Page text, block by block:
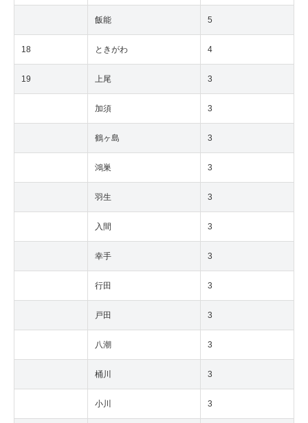
飯能 5
18 ときがわ 4
19 上尾 3
加須 3
鶴ヶ島 3
鴻巣 3
羽生 3
入間 3
幸手 3
行田 3
戸田 3
八潮 3
桶川 3
小川 3